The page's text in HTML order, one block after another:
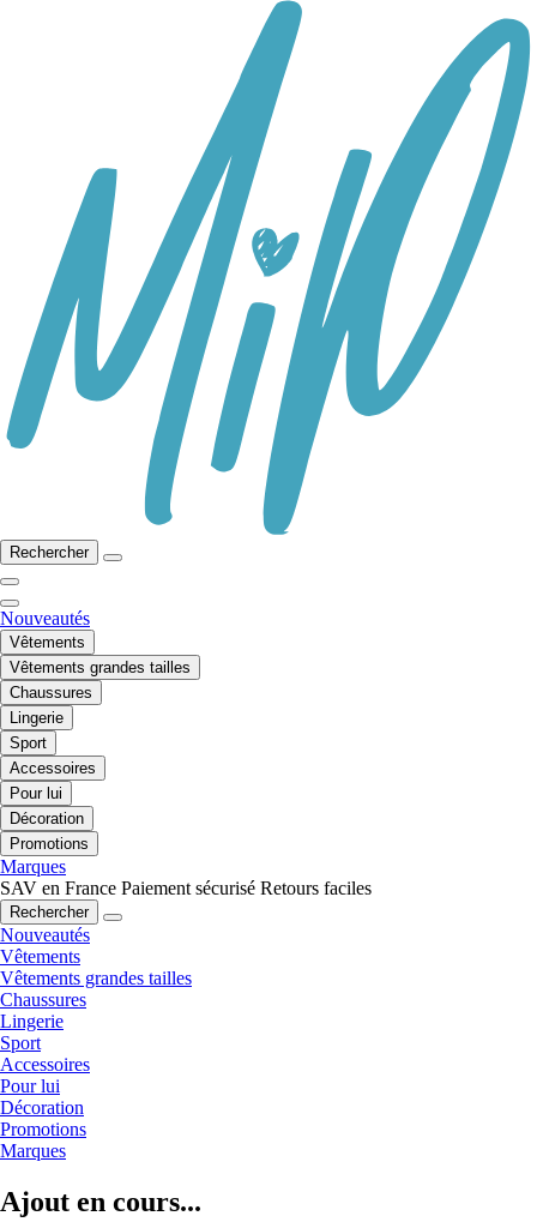
Rechercher
Nouveautés
Vêtements
Vêtements grandes tailles
Chaussures
Lingerie
Sport
Accessoires
Pour lui
Décoration
Promotions
Marques
SAV en France Paiement sécurisé Retours faciles
Rechercher
Nouveautés
Vêtements
Vêtements grandes tailles
Chaussures
Lingerie
Sport
Accessoires
Pour lui
Décoration
Promotions
Marques
Ajout en cours...